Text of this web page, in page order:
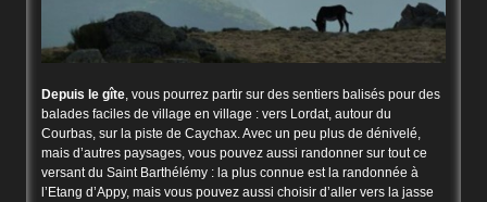
Depuis le gîte, vous pourrez partir sur des sentiers balisés pour des
balades faciles de village en village : vers Lordat, autour du
Courbas, sur la piste de Caychax. Avec un peu plus de dénivelé,
mais d’autres paysages, vous pouvez aussi randonner sur tout ce
versant du Saint Barthélémy : la plus connue est la randonnée à
l’Etang d’Appy, mais vous pouvez aussi choisir d’aller vers la jasse